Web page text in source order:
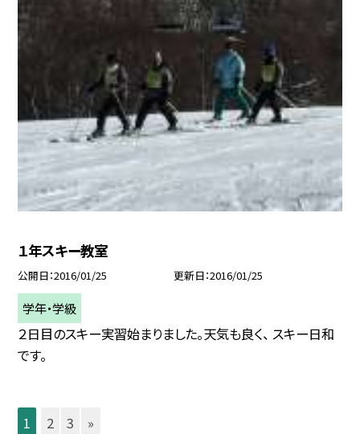
１年スキー教室
公開日 2016/01/25 更新日 2016/01/25
学年・学級
２日目のスキー実習始まりました。天気も良く、 スキー日和
です。
1 2 3 »